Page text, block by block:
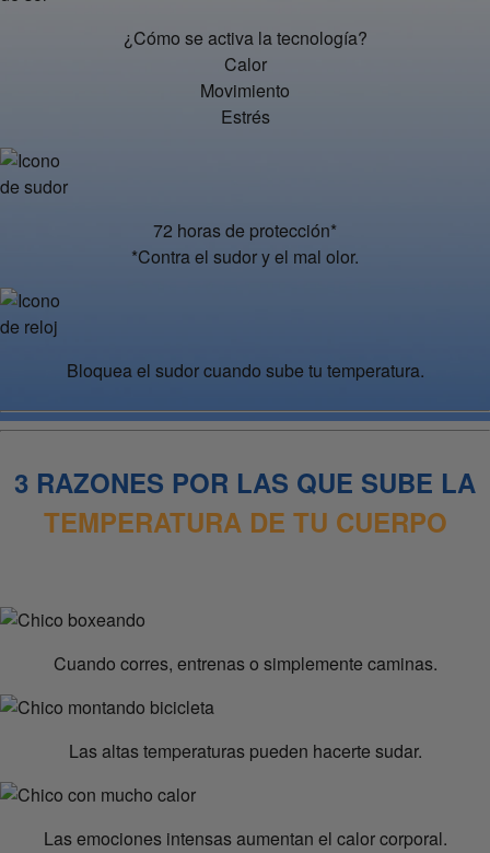
¿Cómo se activa la tecnología?
Calor
Movimiento
Estrés
72 horas de protección*
*Contra el sudor y el mal olor.
Bloquea el sudor cuando sube tu temperatura.
3 RAZONES POR LAS QUE SUBE LA
TEMPERATURA DE TU CUERPO
Cuando corres, entrenas o simplemente caminas.
Las altas temperaturas pueden hacerte sudar.
Las emociones intensas aumentan el calor corporal.